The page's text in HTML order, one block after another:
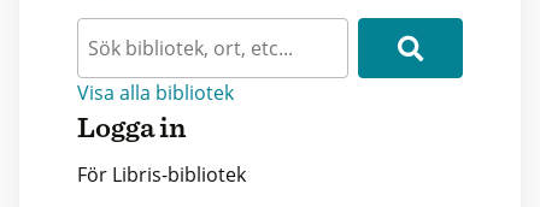
Visa alla bibliotek
Logga in
För Libris-bibliotek